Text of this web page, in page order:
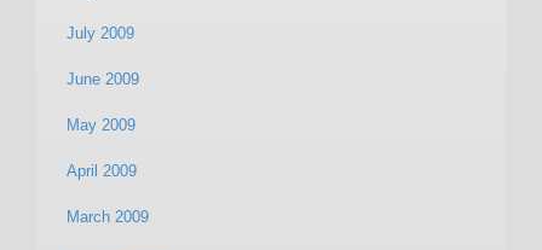
July 2009
June 2009
May 2009
April 2009
March 2009